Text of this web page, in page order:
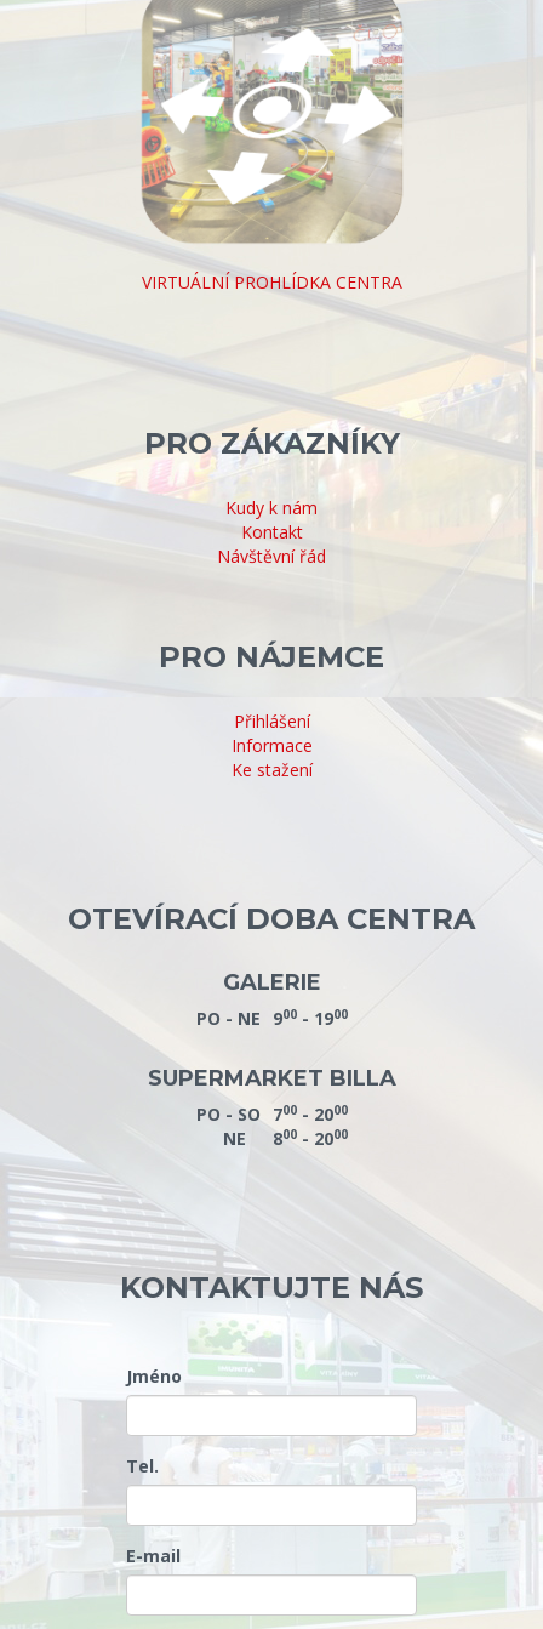
VIRTUÁLNÍ PROHLÍDKA CENTRA
PRO ZÁKAZNÍKY
Kudy k nám
Kontakt
Návštěvní řád
PRO NÁJEMCE
Přihlášení
Informace
Ke stažení
OTEVÍRACÍ DOBA CENTRA
GALERIE
PO - NE 900- 1900
SUPERMARKET BILLA
PO - SO 700- 2000
NE 800- 2000
KONTAKTUJTE NÁS
Jméno
Tel.
E-mail